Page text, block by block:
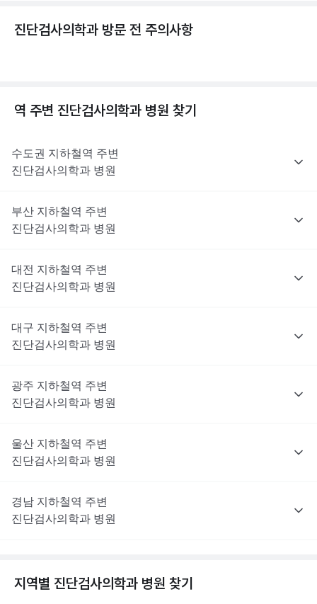
진단검사의학과 방문 전 주의사항
역 주변 진단검사의학과 병원 찾기
수도권 지하철역 주변
진단검사의학과 병원
부산 지하철역 주변
진단검사의학과 병원
대전 지하철역 주변
진단검사의학과 병원
대구 지하철역 주변
진단검사의학과 병원
광주 지하철역 주변
진단검사의학과 병원
울산 지하철역 주변
진단검사의학과 병원
경남 지하철역 주변
진단검사의학과 병원
지역별 진단검사의학과 병원 찾기